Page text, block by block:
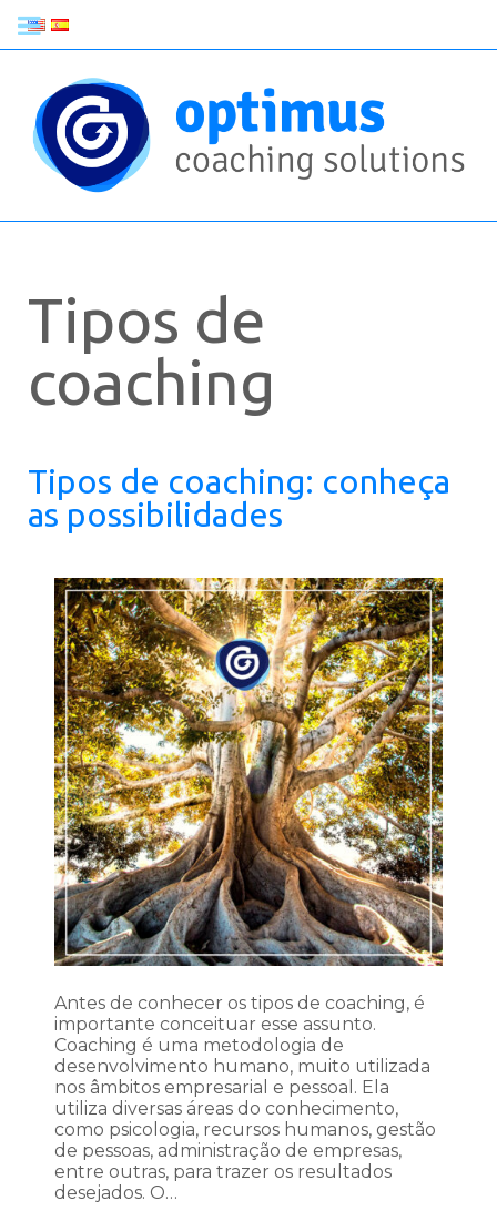
Tipos de
coaching
Tipos de coaching: conheça
as possibilidades
Antes de conhecer os tipos de coaching, é
importante conceituar esse assunto.
Coaching é uma metodologia de
desenvolvimento humano, muito utilizada
nos âmbitos empresarial e pessoal. Ela
utiliza diversas áreas do conhecimento,
como psicologia, recursos humanos, gestão
de pessoas, administração de empresas,
entre outras, para trazer os resultados
desejados. O…